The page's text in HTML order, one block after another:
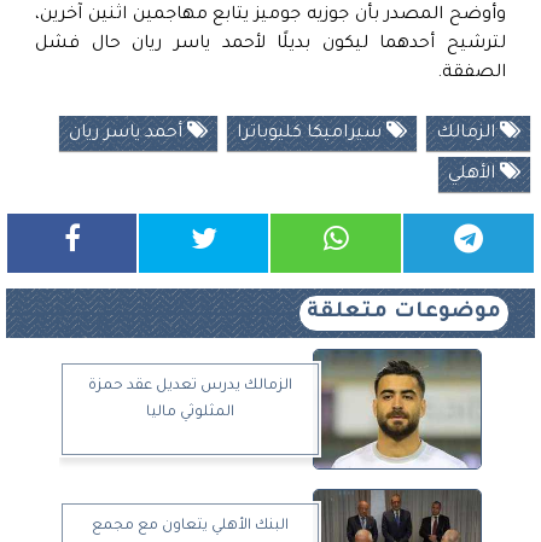
وأوضح المصدر بأن جوزيه جوميز يتابع مهاجمين اثنين آخرين،
لترشيح أحدهما ليكون بديلًا لأحمد ياسر ريان حال فشل
الصفقة.
الزمالك سيراميكا كليوباترا أحمد ياسر ريان
الأهلي
موضوعات متعلقة
الزمالك يدرس تعديل عقد حمزة
المثلوثي ماليا
البنك الأهلي يتعاون مع مجمع